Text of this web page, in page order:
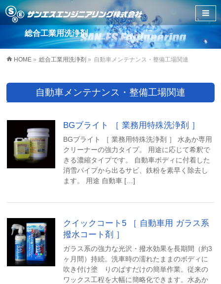
総合工業用洗浄剤
HOME » 総合工業用洗浄剤 » 自動車メンテナンス・整備工場関連
自動車メンテナンス・整備工場関連
BGブライト ［ 業務用特殊洗浄剤 ］
BGブライト ［ 業務用特殊洗浄剤 ］ 水あか専用
クリーナーの強力タイプ。 用途に応じて希釈で
きる濃縮タイプです。 自動車ボディに付着した
消雪パイプから出るサビ、鉄粉を素早く除去し
ます。 用途 自動車 […]
クイックコート5 ［ 自動車用 ガラス系
撥水コート剤 ］
ガラス系の強力な光沢・撥水効果を長期間（約3
ヶ月間）持続。洗車時の濡れたままのボディに
吹き付け塗 りのばすだけの簡単作業。従来の
ワックス工程を大幅に簡略化できます。水あか